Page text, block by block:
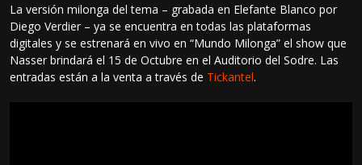
La versión milonga del tema – grabada en Elefante Blanco por
Diego Verdier – ya se encuentra en todas las plataformas
digitales y se estrenará en vivo en “Mundo Milonga” el show que
Nasser brindará el 15 de Octubre en el Auditorio del Sodre. Las
entradas están a la venta a través de Tickantel.